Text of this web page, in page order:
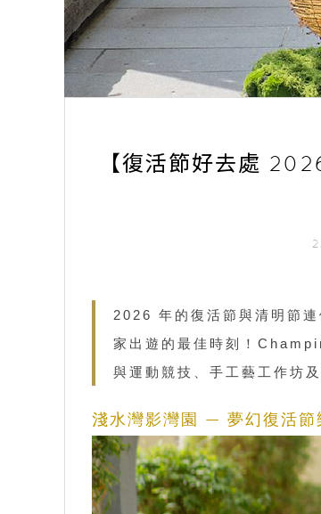
【復活節好去處
2026 年的復活節與清明節
家出遊的最佳時刻！
與運動競技、手工藝工作坊
淺水灣影灣園 — 夢幻復活節